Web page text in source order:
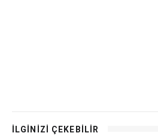
İLGİNİZİ ÇEKEBİLİR